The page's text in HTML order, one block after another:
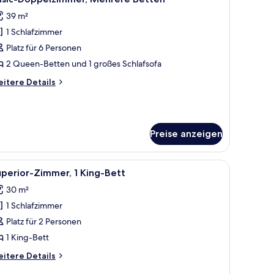
39 m²
1 Schlafzimmer
Platz für 6 Personen
2 Queen-Betten und 1 großes Schlafsofa
Details
Preise anzeigen
Tisch, Lampe und gerahmten Bildern an der Wand.
Ein modernes Hotelzimmer mit einem
5 Zimmer, 1 King-Bett
30 m²
1 Schlafzimmer
Platz für 2 Personen
1 King-Bett
Details